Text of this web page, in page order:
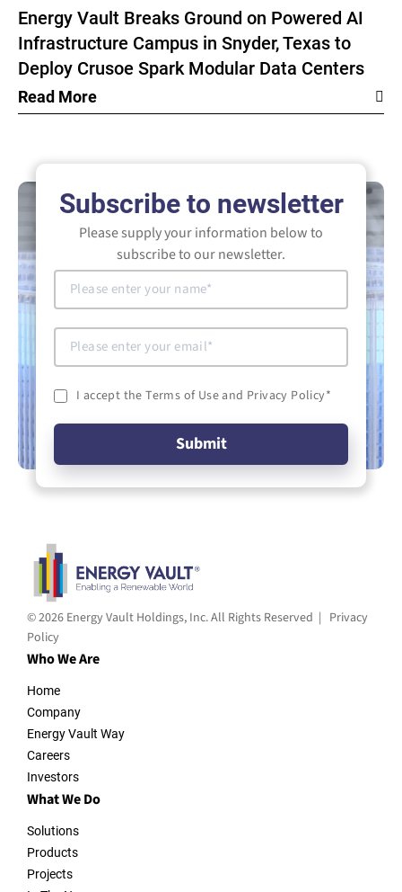
Energy Vault Breaks Ground on Powered AI
Infrastructure Campus in Snyder, Texas to
Deploy Crusoe Spark Modular Data Centers
Read More
Subscribe to newsletter
Please supply your information below to
subscribe to our newsletter.
I accept the Terms of Use and Privacy Policy*
© 2026 Energy Vault Holdings, Inc. All Rights Reserved | Privacy
Policy
Who We Are
Home
Company
Energy Vault Way
Careers
Investors
What We Do
Solutions
Products
Projects